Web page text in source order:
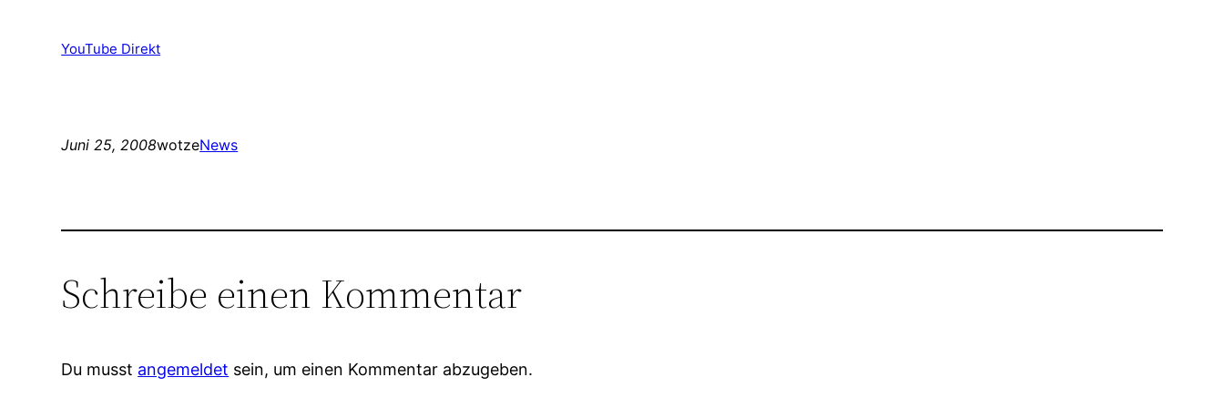
YouTube Direkt
Juni 25, 2008wotzeNews
Schreibe einen Kommentar
Du musst angemeldet sein, um einen Kommentar abzugeben.